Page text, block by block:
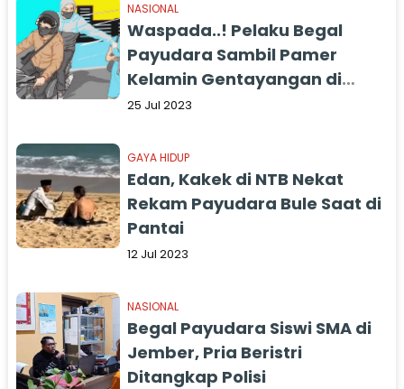
NASIONAL
Waspada..! Pelaku Begal
Payudara Sambil Pamer
Kelamin Gentayangan di
Probolinggo
25 Jul 2023
GAYA HIDUP
Edan, Kakek di NTB Nekat
Rekam Payudara Bule Saat di
Pantai
12 Jul 2023
NASIONAL
Begal Payudara Siswi SMA di
Jember, Pria Beristri
Ditangkap Polisi